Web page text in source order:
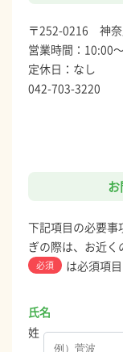
〒252-0216 神奈
営業時間：10:00
定休日：なし
042-703-3220
下記項目の必要事
ぎの際は、お近く
必須 は必須項目
氏名
姓